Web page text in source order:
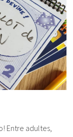
Entre adultes,